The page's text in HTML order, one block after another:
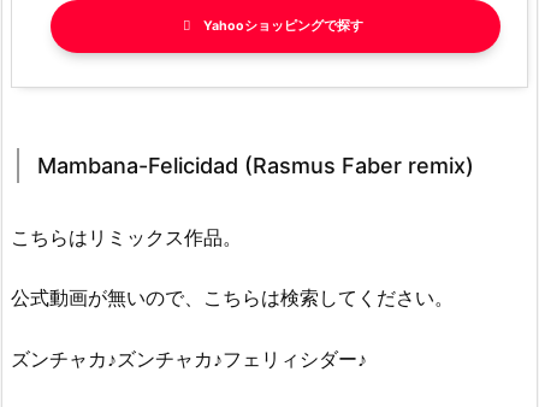
Yahooショッピング
Mambana-Felicidad (Rasmus Faber remix)
こちらはリミックス作品。
公式動画が無いので、こちらは検索してください。
ズンチャカ♪ズンチャカ♪フェリィシダー♪